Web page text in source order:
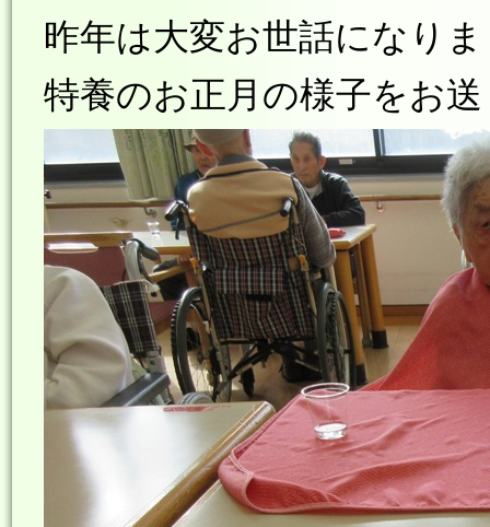
昨年は大変お世話になり
特養のお正月の様子をお